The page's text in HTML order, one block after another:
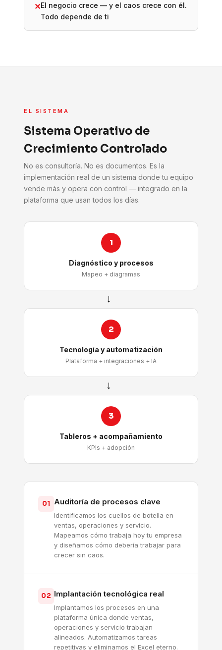
✕El negocio crece — y el caos crece con él.
Todo depende de ti
EL SISTEMA
Sistema Operativo de
Crecimiento Controlado
No es consultoría. No es documentos. Es la
implementación real de un sistema donde tu equipo
vende más y opera con control — integrado en la
plataforma que usan todos los días.
1
Diagnóstico y procesos
Mapeo + diagramas
→
2
Tecnología y automatización
Plataforma + integraciones + IA
→
3
Tableros + acompañamiento
KPIs + adopción
01 Auditoría de procesos clave
Identificamos los cuellos de botella en
ventas, operaciones y servicio.
Mapeamos cómo trabaja hoy tu empresa
y diseñamos cómo debería trabajar para
crecer sin caos.
02 Implantación tecnológica real
Implantamos los procesos en una
plataforma única donde ventas,
operaciones y servicio trabajan
alineados. Automatizamos tareas
repetitivas y eliminamos el Excel eterno.